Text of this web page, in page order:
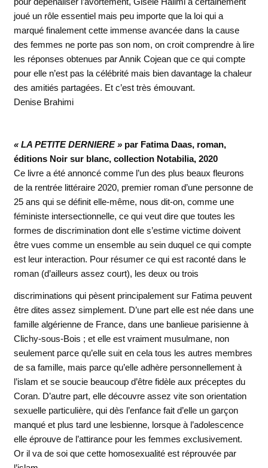
joué un rôle essentiel mais peu importe que la loi qui a
marqué finalement cette immense avancée dans la cause
des femmes ne porte pas son nom, on croit comprendre à lire
les réponses obtenues par Annik Cojean que ce qui compte
pour elle n’est pas la célébrité mais bien davantage la chaleur
des amitiés partagées. Et c’est très émouvant.
Denise Brahimi
« LA PETITE DERNIERE »par Fatima Daas, roman,
éditions Noir sur blanc, collection Notabilia, 2020
Ce livre a été annoncé comme l’un des plus beaux fleurons
de la rentrée littéraire 2020, premier roman d’une personne de
25 ans qui se définit elle-même, nous dit-on, comme une
féministe intersectionnelle, ce qui veut dire que toutes les
formes de discrimination dont elle s’estime victime doivent
être vues comme un ensemble au sein duquel ce qui compte
est leur interaction. Pour résumer ce qui est raconté dans le
roman (d’ailleurs assez court), les deux ou trois
discriminations qui pèsent principalement sur Fatima peuvent
être dites assez simplement. D’une part elle est née dans une
famille algérienne de France, dans une banlieue parisienne à
Clichy-sous-Bois ; et elle est vraiment musulmane, non
seulement parce qu’elle suit en cela tous les autres membres
de sa famille, mais parce qu’elle adhère personnellement à
l’islam et se soucie beaucoup d’être fidèle aux préceptes du
Coran. D’autre part, elle découvre assez vite son orientation
sexuelle particulière, qui dès l’enfance fait d’elle un garçon
manqué et plus tard une lesbienne, lorsque à l’adolescence
elle éprouve de l’attirance pour les femmes exclusivement.
Or il va de soi que cette homosexualité est réprouvée par